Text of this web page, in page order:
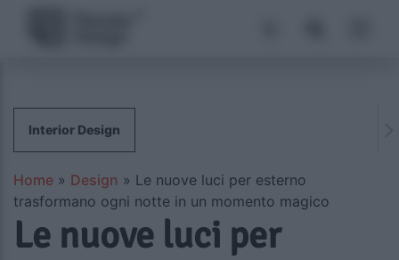
Interior Design
Home » Design » Le nuove luci per esterno
trasformano ogni notte in un momento magico
Le nuove luci per